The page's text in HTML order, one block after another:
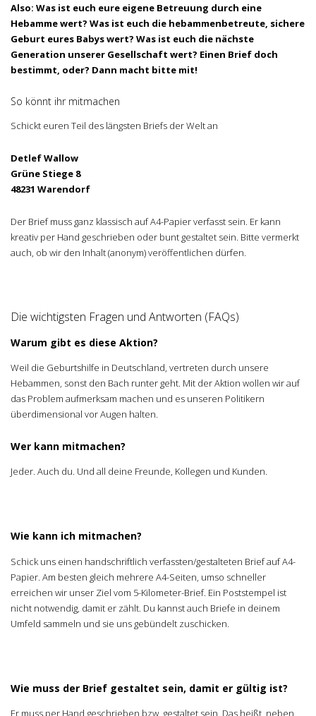
Also: Was ist euch eure eigene Betreuung durch eine
Hebamme wert? Was ist euch die hebammenbetreute, sichere
Geburt eures Babys wert? Was ist euch die nächste
Generation unserer Gesellschaft wert? Einen Brief doch
bestimmt, oder? Dann macht bitte mit!
So könnt ihr mitmachen
Schickt euren Teil des längsten Briefs der Welt an
Detlef Wallow
Grüne Stiege 8
48231 Warendorf
Der Brief muss ganz klassisch auf A4-Papier verfasst sein. Er kann
kreativ per Hand geschrieben oder bunt gestaltet sein. Bitte vermerkt
auch, ob wir den Inhalt (anonym) veröffentlichen dürfen.
Die wichtigsten Fragen und Antworten (FAQs)
Warum gibt es diese Aktion?
Weil die Geburtshilfe in Deutschland, vertreten durch unsere
Hebammen, sonst den Bach runter geht. Mit der Aktion wollen wir auf
das Problem aufmerksam machen und es unseren Politikern
überdimensional vor Augen halten.
Wer kann mitmachen?
Jeder. Auch du. Und all deine Freunde, Kollegen und Kunden.
Wie kann ich mitmachen?
Schick uns einen handschriftlich verfassten/gestalteten Brief auf A4-
Papier. Am besten gleich mehrere A4-Seiten, umso schneller
erreichen wir unser Ziel vom 5-Kilometer-Brief. Ein Poststempel ist
nicht notwendig, damit er zählt. Du kannst auch Briefe in deinem
Umfeld sammeln und sie uns gebündelt zuschicken.
Wie muss der Brief gestaltet sein, damit er gültig ist?
Er muss per Hand geschrieben bzw. gestaltet sein. Das heißt, neben